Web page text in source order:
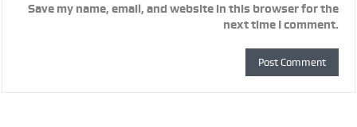
Save my name, email, and website in this browser for the
next time I comment.